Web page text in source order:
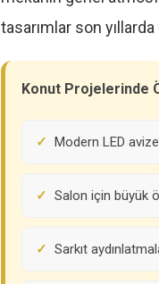
tasarımlar son
Konut Projelerinde
Modern LED
Salon için büyük
Sarkıt